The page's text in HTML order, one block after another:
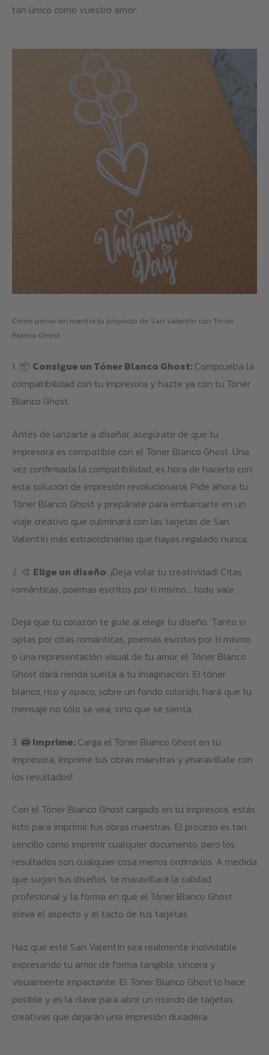
tan único como vuestro amor.
Cómo poner en marcha tu proyecto de San Valentín con Tóner
Blanco Ghost
1. 📦 Consigue un Tóner Blanco Ghost: Comprueba la
compatibilidad con tu impresora y hazte ya con tu Tóner
Blanco Ghost.
Antes de lanzarte a diseñar, asegúrate de que tu
impresora es compatible con el Tóner Blanco Ghost. Una
vez confirmada la compatibilidad, es hora de hacerte con
esta solución de impresión revolucionaria. Pide ahora tu
Tóner Blanco Ghost y prepárate para embarcarte en un
viaje creativo que culminará con las tarjetas de San
Valentín más extraordinarias que hayas regalado nunca.
2. 🎨 Elige un diseño: ¡Deja volar tu creatividad! Citas
románticas, poemas escritos por ti mismo… todo vale.
Deja que tu corazón te guíe al elegir tu diseño. Tanto si
optas por citas románticas, poemas escritos por ti mismo
o una representación visual de tu amor, el Tóner Blanco
Ghost dará rienda suelta a tu imaginación. El tóner
blanco, rico y opaco, sobre un fondo colorido, hará que tu
mensaje no sólo se vea, sino que se sienta.
3. 🖨️ Imprime: Carga el Tóner Blanco Ghost en tu
impresora, imprime tus obras maestras y ¡maravíllate con
los resultados!
Con el Tóner Blanco Ghost cargado en tu impresora, estás
listo para imprimir tus obras maestras. El proceso es tan
sencillo como imprimir cualquier documento, pero los
resultados son cualquier cosa menos ordinarios. A medida
que surjan tus diseños, te maravillará la calidad
profesional y la forma en que el Tóner Blanco Ghost
eleva el aspecto y el tacto de tus tarjetas.
Haz que este San Valentín sea realmente inolvidable
expresando tu amor de forma tangible, sincera y
visualmente impactante. El Tóner Blanco Ghost lo hace
posible y es la clave para abrir un mundo de tarjetas
creativas que dejarán una impresión duradera.